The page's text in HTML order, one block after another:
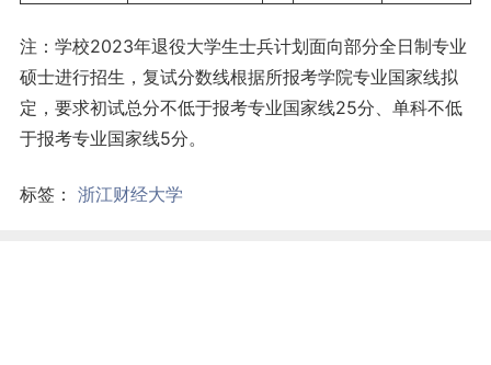
注：学校2023年退役大学生士兵计划面向部分全日制专业
硕士进行招生，复试分数线根据所报考学院专业国家线拟
定，要求初试总分不低于报考专业国家线25分、单科不低
于报考专业国家线5分。
标签： 浙江财经大学